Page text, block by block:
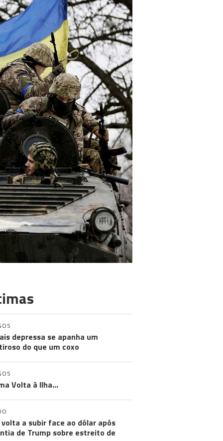
depressa se apanha um
do que um coxo
Volta à Ilha…
volta a subir face ao dólar após
de Trump sobre estreito de